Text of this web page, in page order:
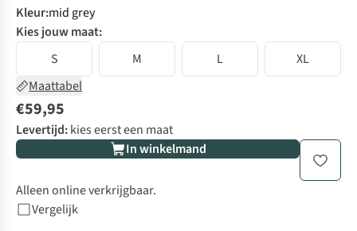
Kleur:mid grey
Kies jouw maat:
S
M L
XL
Maattabel
€59,95
Levertijd:kies eerst een maat
In winkelmand
Alleen online verkrijgbaar.
Vergelijk